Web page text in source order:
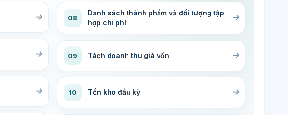
08
Danh sách thành phẩm và đối tượng tập
hợp chi phí
09 Tách doanh thu giá vốn
10 Tồn kho đầu kỳ